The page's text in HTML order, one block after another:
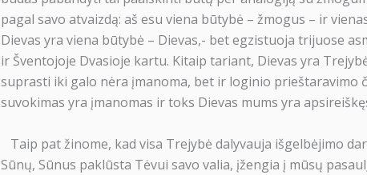
pagal savo atvaizdą: aš esu viena būtybė – žmogus – ir
Dievas yra viena būtybė – Dievas,- bet egzistuoja trijuose
ir Šventojoje Dvasioje kartu. Kitaip tariant, Dievas yra
suprasti iki galo nėra įmanoma, bet ir loginio prieštaravimo
suvokimas yra įmanomas ir toks Dievas mums yra
Taip pat žinome, kad visa Trejybė dalyvauja išgelbėjimo
Sūnų, Sūnus paklūsta Tėvui savo valia, įžengia į mūsų